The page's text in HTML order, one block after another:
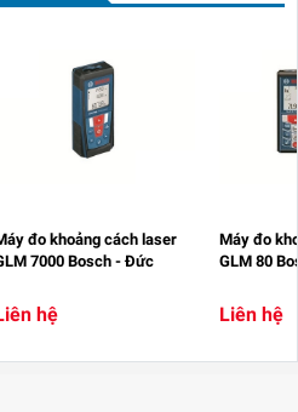
đo khoảng cách laser
7000 Bosch - Đức
hệ
Máy đo
GLM 80
Liên hệ